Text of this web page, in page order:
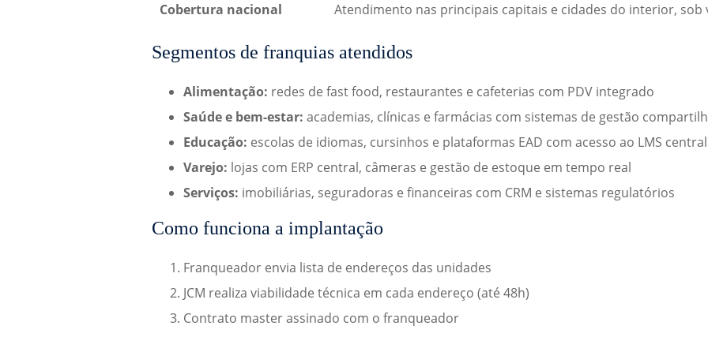
Cobertura nacional
Atendimento nas principais capitais e cidades do interior, sob
Segmentos de franquias atendidos
Alimentação: redes de fast food, restaurantes e cafeterias com PDV integrado
Saúde e bem-estar: academias, clínicas e farmácias com sistemas de gestão
Educação: escolas de idiomas, cursinhos e plataformas EAD com acesso ao LMS central
Varejo: lojas com ERP central, câmeras e gestão de estoque em tempo real
Serviços: imobiliárias, seguradoras e financeiras com CRM e sistemas regulatórios
Como funciona a implantação
Franqueador envia lista de endereços das unidades
JCM realiza viabilidade técnica em cada endereço (até 48h)
Contrato master assinado com o franqueador